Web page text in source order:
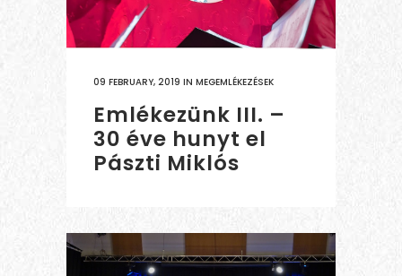
09 FEBRUARY, 2019 IN MEGEMLÉKEZÉSEK
Emlékezünk III. –
30 éve hunyt el
Pászti Miklós